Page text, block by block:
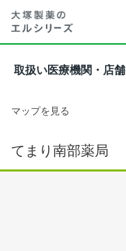
取扱い医療機関・店舗
マップを見る
てまり南部薬局